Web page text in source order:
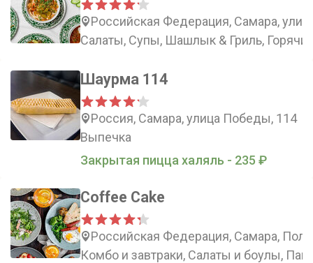
Российская Федерация, Самара,
Салаты, Супы, Шашлык & Гриль,
Шаурма 114
Россия, Самара, улица Победы, 114
Выпечка
Закрытая пицца халяль - 235 ₽
Coffee Cake
Российская Федерация, Самара,
Комбо и завтраки, Салаты и боулы,